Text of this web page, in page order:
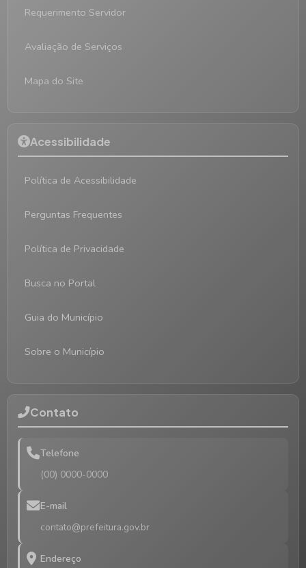
Requerimento Servidor
Avaliação de Serviços
Mapa do Site
Acessibilidade
Política de Acessibilidade
Perguntas Frequentes
Política de Privacidade
Busca no Portal
Guia do Município
Sobre o Município
Contato
Telefone
(00) 0000-0000
E-mail
contato@prefeitura.gov.br
Endereço